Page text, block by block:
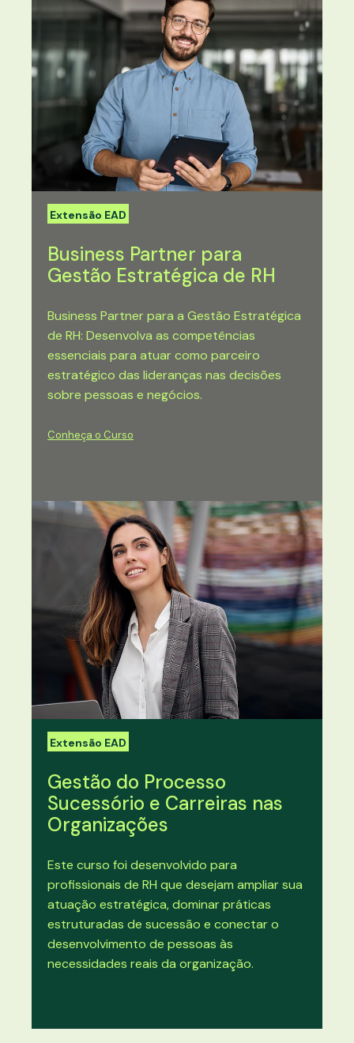
Extensão EAD
Business Partner para
Gestão Estratégica de RH
Business Partner para a Gestão Estratégica
de RH: Desenvolva as competências
essenciais para atuar como parceiro
estratégico das lideranças nas decisões
sobre pessoas e negócios.
Conheça o Curso
Extensão EAD
Gestão do Processo
Sucessório e Carreiras nas
Organizações
Este curso foi desenvolvido para
profissionais de RH que desejam ampliar sua
atuação estratégica, dominar práticas
estruturadas de sucessão e conectar o
desenvolvimento de pessoas às
necessidades reais da organização.